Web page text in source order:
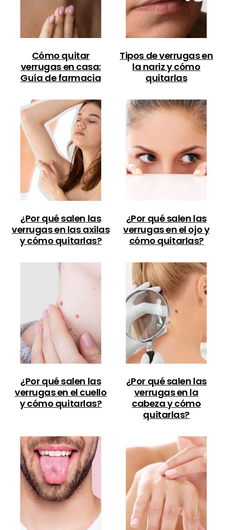
Cómo quitar
verrugas en casa:
Guía de farmacia
Tipos de verrugas en
la nariz y cómo
quitarlas
¿Por qué salen las
verrugas en las axilas
y cómo quitarlas?
¿Por qué salen las
verrugas en el ojo y
cómo quitarlas?
¿Por qué salen las
verrugas en el cuello
y cómo quitarlas?
¿Por qué salen las
verrugas en la
cabeza y cómo
quitarlas?